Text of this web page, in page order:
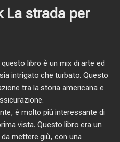
La strada per
libro è un mix di arte ed
intrigato che turbato. Questo
tra la storia americana e
è molto più interessante di
vista. Questo libro era un
mettere giù, con una